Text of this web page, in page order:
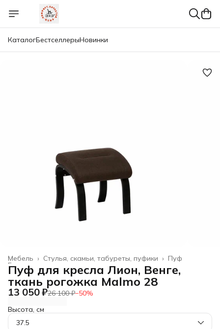
КаталогБестселлерыНовинки
Пуф
Стулья, скамьи, табуреты, пуфики ›
Мебель ›
Главная
Пуф для кресла Лион, Венге,
ткань рогожка Malmo 28
13 050 ₽26 100 ₽−50%
Высота, см
37.5